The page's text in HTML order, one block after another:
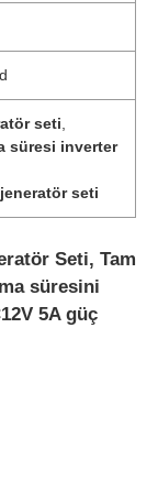
seti
süresi inverter
seti
Seti, Tam
süresini
5A güç